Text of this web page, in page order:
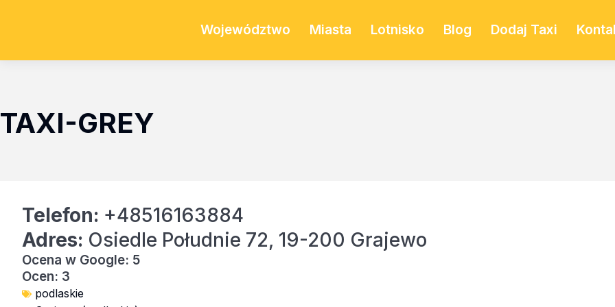
Województwo Miasta Lotnisko Blog Dodaj Taxi
TAXI-GREY
Telefon: +48516163884
Adres: Osiedle Południe 72, 19-200 Grajewo
Ocena w Google: 5
Ocen: 3
podlaskie